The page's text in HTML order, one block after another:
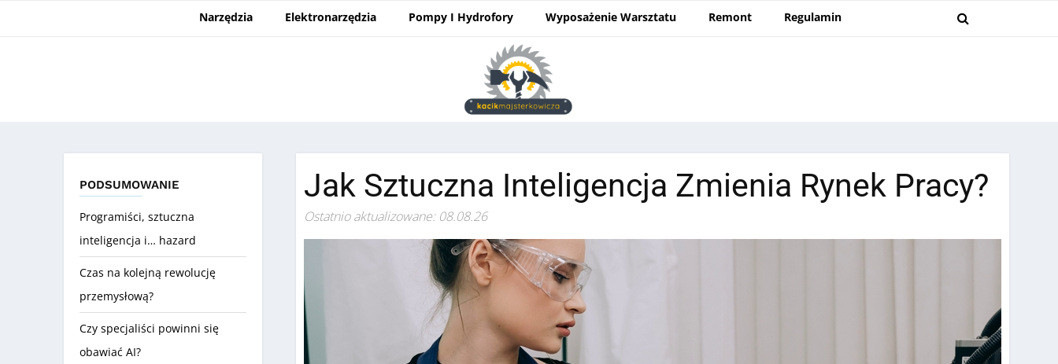
Narzędzia Elektronarzędzia Pompy I Hydrofory Wyposażenie Warsztatu Remont Regulamin
PODSUMOWANIE
Programiści, sztuczna
inteligencja i… hazard
Czas na kolejną rewolucję
przemysłową?
Czy specjaliści powinni się
obawiać AI?
Jak Sztuczna Inteligencja Zmienia Rynek Pracy?
Ostatnio aktualizowane: 08.08.26